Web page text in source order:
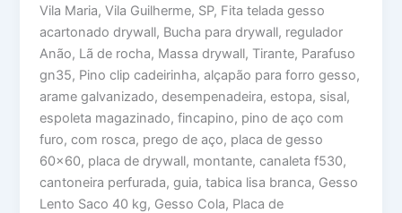
Vila Maria, Vila Guilherme, SP, Fita telada gesso
acartonado drywall, Bucha para drywall, regulador
Anão, Lã de rocha, Massa drywall, Tirante, Parafuso
gn35, Pino clip cadeirinha, alçapão para forro gesso,
arame galvanizado, desempenadeira, estopa, sisal,
espoleta magazinado, fincapino, pino de aço com
furo, com rosca, prego de aço, placa de gesso
60×60, placa de drywall, montante, canaleta f530,
cantoneira perfurada, guia, tabica lisa branca, Gesso
Lento Saco 40 kg, Gesso Cola, Placa de